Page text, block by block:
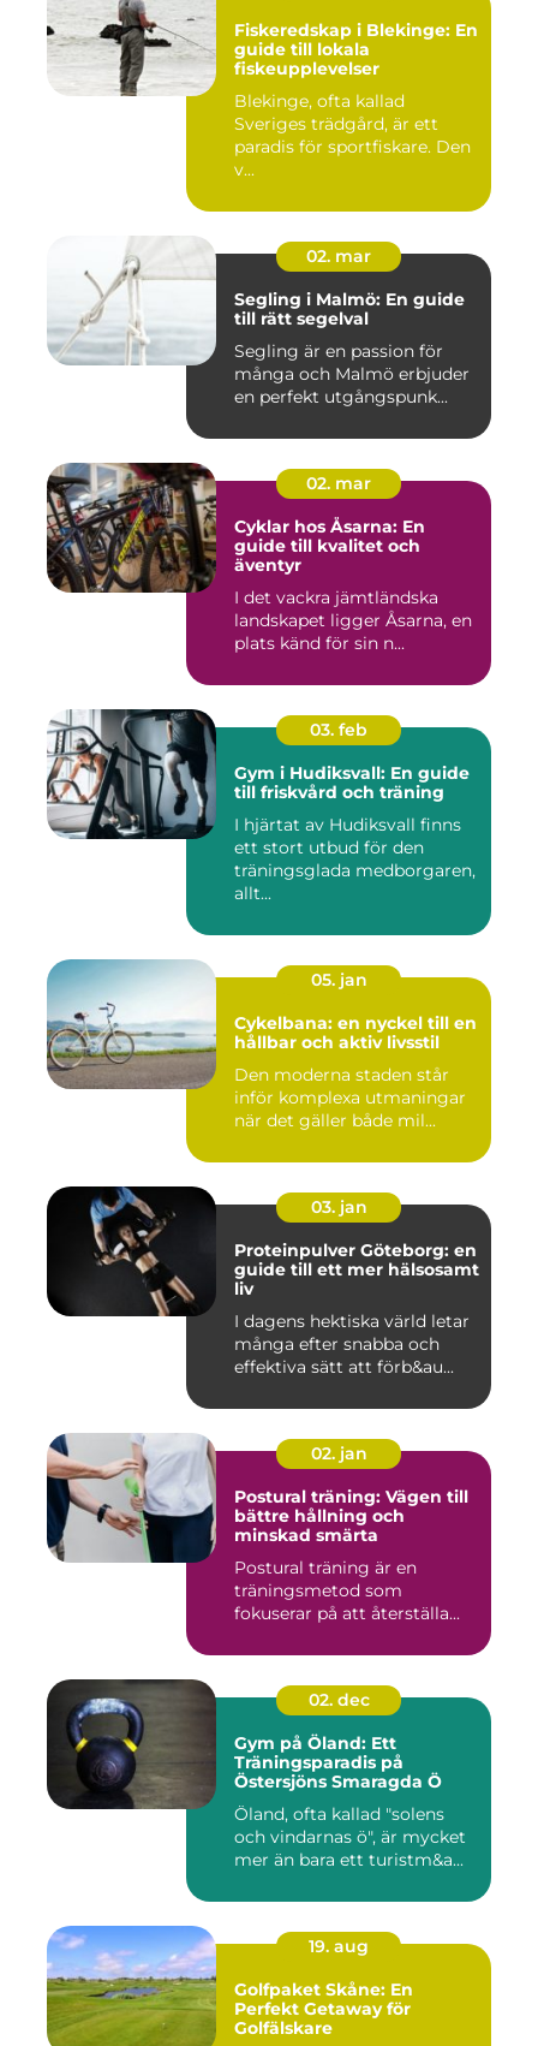
Fiskeredskap i Blekinge: En
guide till lokala
fiskeupplevelser
Blekinge, ofta kallad
Sveriges trädgård, är ett
paradis för sportfiskare. Den
v...
02. mar
Segling i Malmö: En guide
till rätt segelval
Segling är en passion för
många och Malmö erbjuder
en perfekt utgångspunk...
02. mar
Cyklar hos Åsarna: En
guide till kvalitet och
äventyr
I det vackra jämtländska
landskapet ligger Åsarna, en
plats känd för sin n...
03. feb
Gym i Hudiksvall: En guide
till friskvård och träning
I hjärtat av Hudiksvall finns
ett stort utbud för den
träningsglada medborgaren,
allt...
05. jan
Cykelbana: en nyckel till en
hållbar och aktiv livsstil
Den moderna staden står
inför komplexa utmaningar
när det gäller både mil...
03. jan
Proteinpulver Göteborg: en
guide till ett mer hälsosamt
liv
I dagens hektiska värld letar
många efter snabba och
effektiva sätt att förb&au...
02. jan
Postural träning: Vägen till
bättre hållning och
minskad smärta
Postural träning är en
träningsmetod som
fokuserar på att återställa...
02. dec
Gym på Öland: Ett
Träningsparadis på
Östersjöns Smaragda Ö
Öland, ofta kallad "solens
och vindarnas ö", är mycket
mer än bara ett turistm&a...
19. aug
Golfpaket Skåne: En
Perfekt Getaway för
Golfälskare